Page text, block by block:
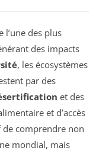
l’une des plus
des impacts
, les écosystèmes
par des
et des
et d’accès
de comprendre non
mondial, mais